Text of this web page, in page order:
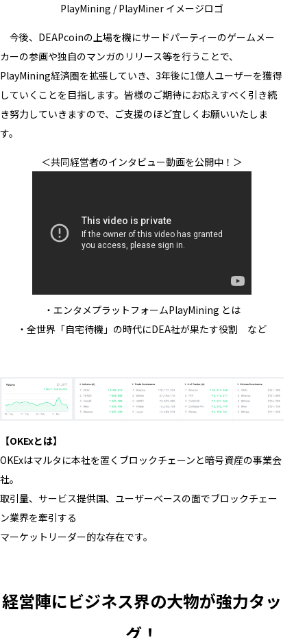
PlayMining / PlayMiner イメージロゴ
今後、DEAPcoinの上場を機にサードパーティーのゲームメー
カーの参画や独自のマンガのリリース等を行うことで、
PlayMining経済圏を拡張していき、3年後に1億人ユーザーを獲得
していくことを目指します。皆様のご期待にお応えすべく引き続
き努力していきますので、ご支援のほど宜しくお願いいたしま
す。
＜共同経営者のインタビュー動画を公開中！＞
・エンタメプラットフォームPlayMining とは
・全世界「自宅待機」の時代にDEA社が果たす役割 など
【OKExとは】
OKExはマルタに本社を置くブロックチェーンと暗号資産の事業会
社。
取引量、サービス提供国、ユーザーベースの面でブロックチェー
ン業界を牽引する
マーケットリーダー的な存在です。
経営陣にビジネス界の大物が強力タッ